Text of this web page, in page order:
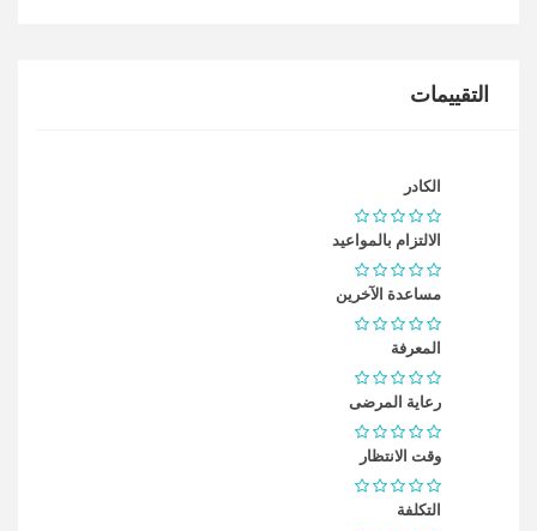
التقييمات
الكادر
الالتزام بالمواعيد
مساعدة الآخرين
المعرفة
رعاية المرضى
وقت الانتظار
التكلفة